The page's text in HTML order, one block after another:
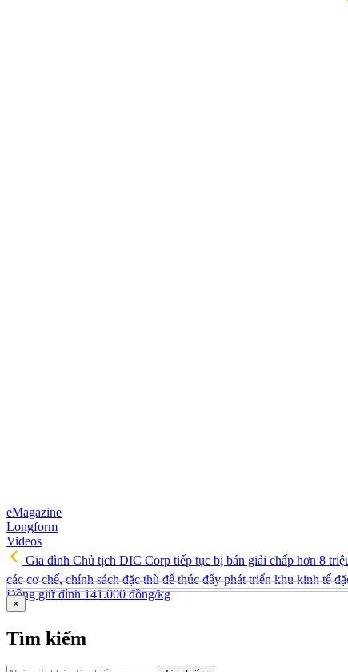
eMagazine
Longform
Videos
Gia đình Chủ tịch DIC Corp tiếp tục bị bán giải chấp hơn 8
các cơ chế, chính sách đặc thù để thúc đẩy phát triển khu kinh tế
Đồng giữ đỉnh 141.000 đồng/kg
×
Tìm kiếm